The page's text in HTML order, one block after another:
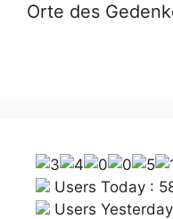
Orte des
Users Today :
Users